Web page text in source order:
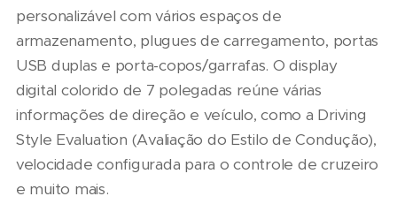
personalizável com vários espaços de
armazenamento, plugues de carregamento, portas
USB duplas e porta-copos/garrafas. O display
digital colorido de 7 polegadas reúne várias
informações de direção e veículo, como a Driving
Style Evaluation (Avaliação do Estilo de Condução),
velocidade configurada para o controle de cruzeiro
e muito mais.